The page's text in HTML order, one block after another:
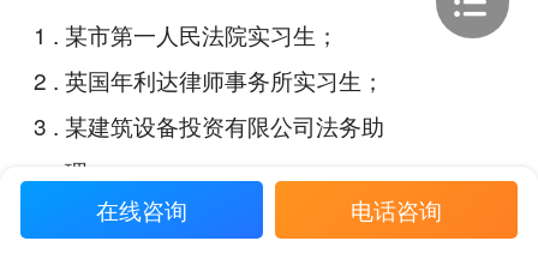
1 . 某市第一人民法院实习生；
2 . 英国年利达律师事务所实习生；
3 . 某建筑设备投资有限公司法务助
理；
某投资集团有限公司法务助理；
在线咨询 电话咨询